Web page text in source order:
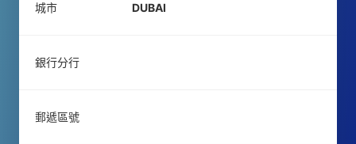
城市 DUBAI
銀行分行
郵遞區號